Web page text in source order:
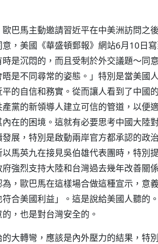
巴馬主動邀請習近平在中美洲訪問之
，美國《華盛頓郵報》網站6月10日
是沉悶的，而且受制於外交議題～同
是不同尋常的姿態。」特別是當美國
的自信和務實。從而讓人看到了中國
黨的新領導人建立可信的管道，以便
在的困境。這就有必要思考中國大陸
展，特別是啟動兩岸官方都承認的政
馬英九在接見吳伯雄代表團時，特別
強烈支持大陸和台灣過去幾年改善關
，歐巴馬在這樣場合做這種宣示，意
合美國利益」。這是說給美國人聽的
，也是對台灣安全的。
大轉彎，應該是內外壓力的結果，特